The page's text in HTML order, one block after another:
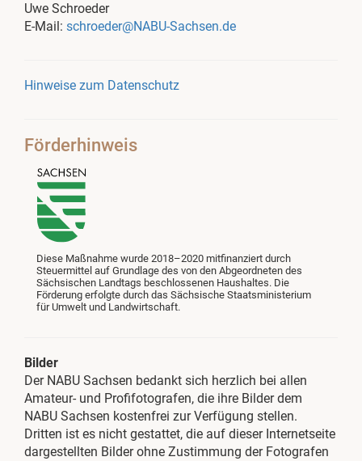
Uwe Schroeder
E-Mail: schroeder@NABU-Sachsen.de
Hinweise zum Datenschutz
Förderhinweis
Diese Maßnahme wurde 2018–2020 mitfinanziert durch
Steuermittel auf Grundlage des von den Abgeordneten des
Sächsischen Landtags beschlossenen Haushaltes. Die
Förderung erfolgte durch das Sächsische Staatsministerium
für Umwelt und Landwirtschaft.
Bilder
Der NABU Sachsen bedankt sich herzlich bei allen
Amateur- und Profifotografen, die ihre Bilder dem
NABU Sachsen kostenfrei zur Verfügung stellen.
Dritten ist es nicht gestattet, die auf dieser Internetseite
dargestellten Bilder ohne Zustimmung der Fotografen